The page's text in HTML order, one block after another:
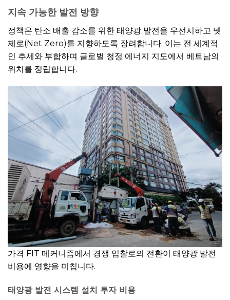
지속 가능한 발전 방향
정책은 탄소 배출 감소를 위한 태양광 발전을 우선시하고 넷
제로(Net Zero)를 지향하도록 장려합니다. 이는 전 세계적
인 추세와 부합하며 글로벌 청정 에너지 지도에서 베트남의
위치를 정립합니다.
가격 FIT 메커니즘에서 경쟁 입찰로의 전환이 태양광 발전
비용에 영향을 미칩니다.
태양광 발전 시스템 설치 투자 비용